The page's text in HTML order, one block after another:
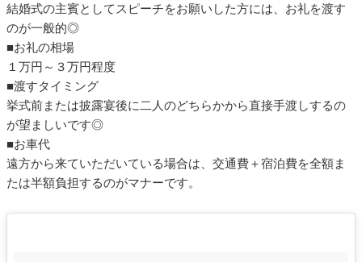
結婚式の主賓としてスピーチをお願いした方には、お礼を渡す
のが一般的◎
■お礼の相場
１万円～３万円程度
■渡すタイミング
挙式前または披露宴後に二人のどちらかから直接手渡しするの
が望ましいです◎
■お車代
遠方から来ていただいている場合は、交通費＋宿泊費を全額ま
たは半額負担するのがマナーです。